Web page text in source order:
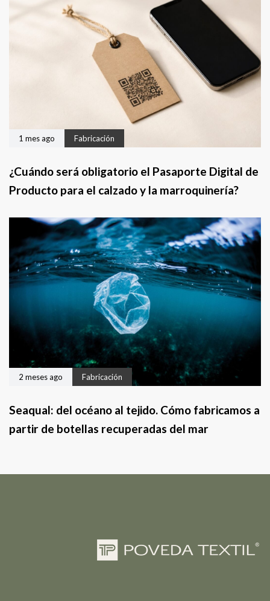
u
1 mes ago Fabricación
¿Cuándo será obligatorio el Pasaporte Digital de
Producto para el calzado y la marroquinería?
2 meses ago Fabricación
Seaqual: del océano al tejido. Cómo fabricamos a
partir de botellas recuperadas del mar